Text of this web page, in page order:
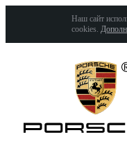
Наш сайт
cookies.